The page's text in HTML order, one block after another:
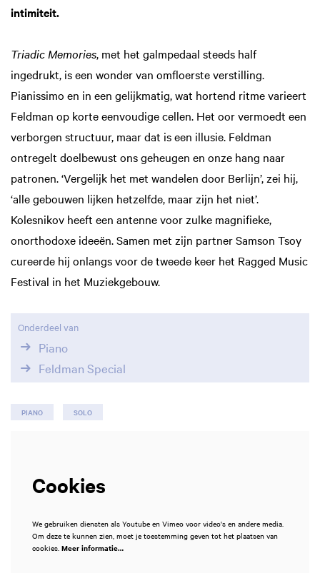
intimiteit.
Triadic Memories, met het galmpedaal steeds half
ingedrukt, is een wonder van omfloerste verstilling.
Pianissimo en in een gelijkmatig, wat hortend ritme varieert
Feldman op korte eenvoudige cellen. Het oor vermoedt een
verborgen structuur, maar dat is een illusie. Feldman
ontregelt doelbewust ons geheugen en onze hang naar
patronen. ‘Vergelijk het met wandelen door Berlijn’, zei hij,
‘alle gebouwen lijken hetzelfde, maar zijn het niet’.
Kolesnikov heeft een antenne voor zulke magnifieke,
onorthodoxe ideeën. Samen met zijn partner Samson Tsoy
cureerde hij onlangs voor de tweede keer het Ragged Music
Festival in het Muziekgebouw.
Onderdeel van
Piano
Feldman Special
PIANO SOLO
Cookies
We gebruiken diensten als Youtube en Vimeo voor video's en andere media.
Om deze te kunnen zien, moet je toestemming geven tot het plaatsen van
cookies. Meer informatie…